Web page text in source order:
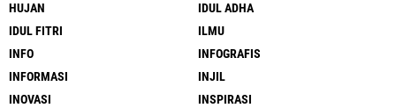
HUJAN
IDUL ADHA
IDUL FITRI
ILMU
INFO
INFOGRAFIS
INFORMASI
INJIL
INOVASI
INSPIRASI